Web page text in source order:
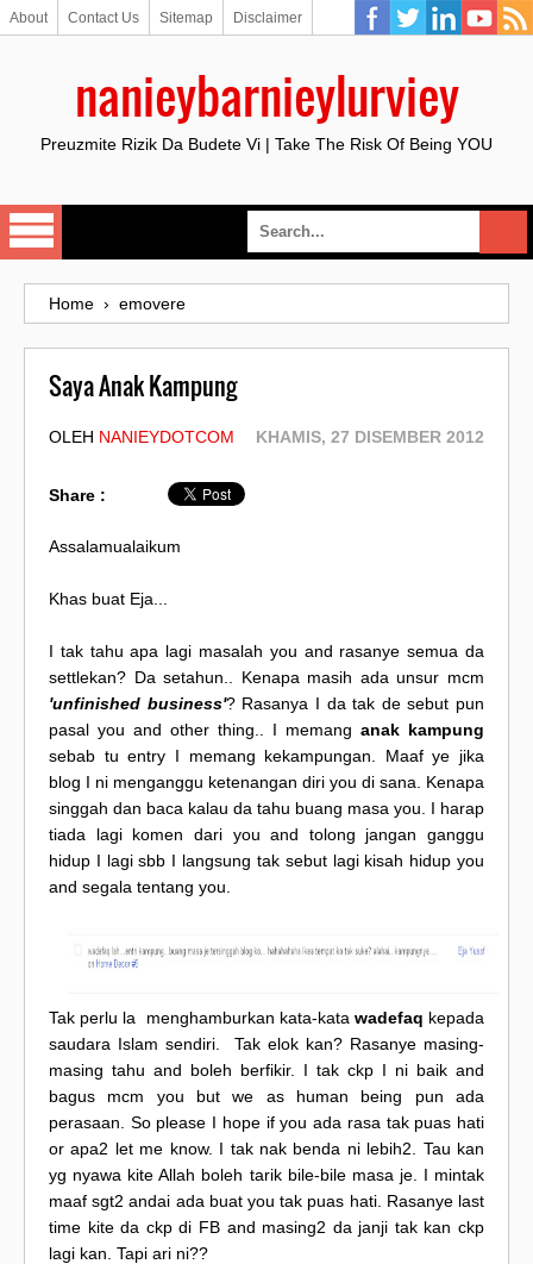
About Contact Us Sitemap Disclaimer
nanieybarnieylurviey
Preuzmite Rizik Da Budete Vi | Take The Risk Of Being YOU
Home › emovere
Saya Anak Kampung
OLEH NANIEYDOTCOM KHAMIS, 27 DISEMBER 2012
Share :
Assalamualaikum
Khas buat Eja...
I tak tahu apa lagi masalah you and rasanye semua da
settlekan? Da setahun.. Kenapa masih ada unsur mcm
'unfinished business'? Rasanya I da tak de sebut pun
pasal you and other thing.. I memang anak kampung
sebab tu entry I memang kekampungan. Maaf ye jika
blog I ni menganggu ketenangan diri you di sana. Kenapa
singgah dan baca kalau da tahu buang masa you. I harap
tiada lagi komen dari you and tolong jangan ganggu
hidup I lagi sbb I langsung tak sebut lagi kisah hidup you
and segala tentang you.
Tak perlu la menghamburkan kata-kata wadefaq kepada
saudara Islam sendiri. Tak elok kan? Rasanye masing-
masing tahu and boleh berfikir. I tak ckp I ni baik and
bagus mcm you but we as human being pun ada
perasaan. So please I hope if you ada rasa tak puas hati
or apa2 let me know. I tak nak benda ni lebih2. Tau kan
yg nyawa kite Allah boleh tarik bile-bile masa je. I mintak
maaf sgt2 andai ada buat you tak puas hati. Rasanye last
time kite da ckp di FB and masing2 da janji tak kan ckp
lagi kan. Tapi ari ni??